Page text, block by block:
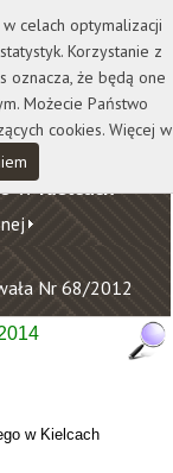
w Kielcach
Nr 68/2012
w Kielcach
celach optymalizacji
Korzystanie z
oznacza, że będą one
Możecie Państwo
cookies. Więcej w